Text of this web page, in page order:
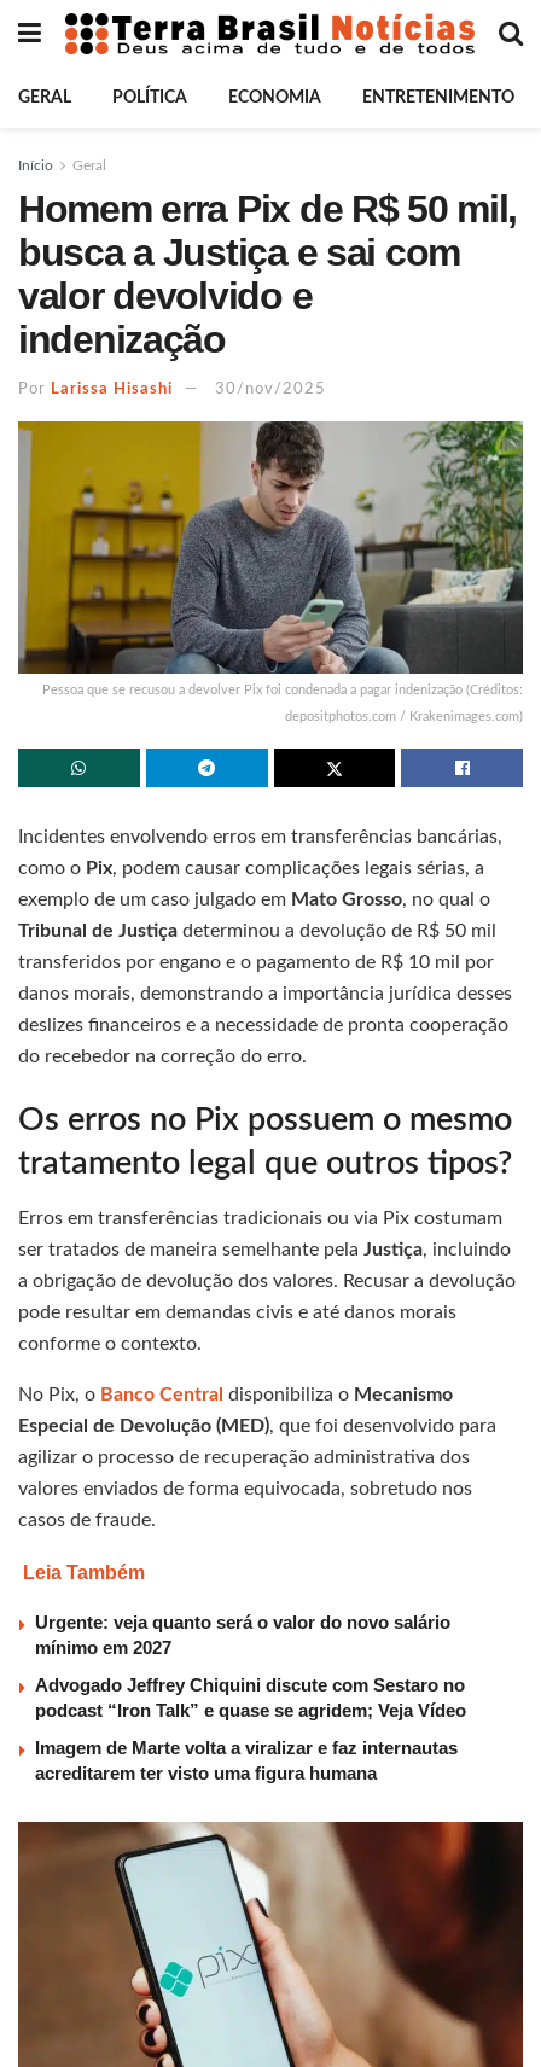
GERAL POLÍTICA ECONOMIA ENTRETENIMENTO
Início Geral
Homem erra Pix de R$ 50 mil,
busca a Justiça e sai com
valor devolvido e
indenização
Por Larissa Hisashi 30/nov/2025
Pessoa que se recusou a devolver Pix foi condenada a pagar indenização (Créditos:
depositphotos.com / Krakenimages.com)
Incidentes envolvendo erros em transferências bancárias,
como o Pix, podem causar complicações legais sérias, a
exemplo de um caso julgado em Mato Grosso, no qual o
Tribunal de Justiça determinou a devolução de R$ 50 mil
transferidos por engano e o pagamento de R$ 10 mil por
danos morais, demonstrando a importância jurídica desses
deslizes financeiros e a necessidade de pronta cooperação
do recebedor na correção do erro.
Os erros no Pix possuem o mesmo
tratamento legal que outros tipos?
Erros em transferências tradicionais ou via Pix costumam
ser tratados de maneira semelhante pela Justiça, incluindo
a obrigação de devolução dos valores. Recusar a devolução
pode resultar em demandas civis e até danos morais
conforme o contexto.
No Pix, o Banco Central disponibiliza o Mecanismo
Especial de Devolução (MED), que foi desenvolvido para
agilizar o processo de recuperação administrativa dos
valores enviados de forma equivocada, sobretudo nos
casos de fraude.
Leia Também
Urgente: veja quanto será o valor do novo salário
mínimo em 2027
Advogado Jeffrey Chiquini discute com Sestaro no
podcast “Iron Talk” e quase se agridem; Veja Vídeo
Imagem de Marte volta a viralizar e faz internautas
acreditarem ter visto uma figura humana